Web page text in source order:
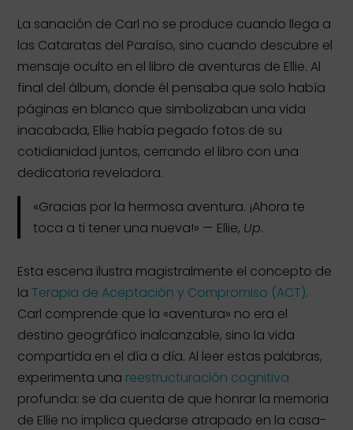
La sanación de Carl no se produce cuando llega a
las Cataratas del Paraíso, sino cuando descubre el
mensaje oculto en el libro de aventuras de Ellie. Al
final del álbum, donde él pensaba que solo había
páginas en blanco que simbolizaban una vida
inacabada, Ellie había pegado fotos de su
cotidianidad juntos, cerrando el libro con una
dedicatoria reveladora.
«Gracias por la hermosa aventura. ¡Ahora te
toca a ti tener una nueva!» — Ellie, Up.
Esta escena ilustra magistralmente el concepto de
la Terapia de Aceptación y Compromiso (ACT).
Carl comprende que la «aventura» no era el
destino geográfico inalcanzable, sino la vida
compartida en el día a día. Al leer estas palabras,
experimenta una reestructuración cognitiva
profunda: se da cuenta de que honrar la memoria
de Ellie no implica quedarse atrapado en la casa-